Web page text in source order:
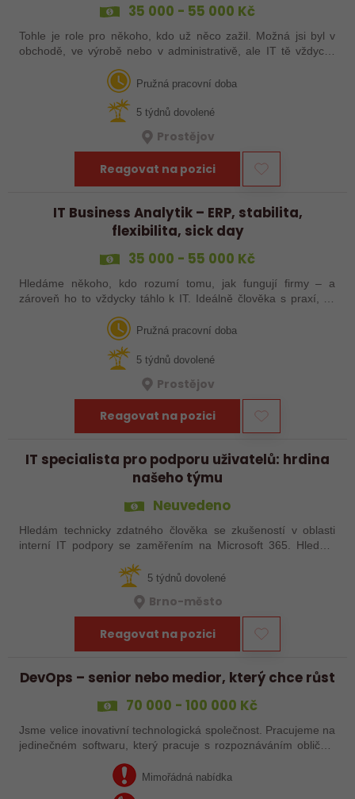
35 000 - 55 000 Kč
Tohle je role pro někoho, kdo už něco zažil. Možná jsi byl v
obchodě, ve výrobě nebo v administrativě, ale IT tě vždycky
nějak přitahovalo – třeba sis doma i něco programoval. Tady
máš možnost to…
Pružná pracovní doba
5 týdnů dovolené
Prostějov
Reagovat na pozici
IT Business Analytik – ERP, stabilita,
flexibilita, sick day
35 000 - 55 000 Kč
Hledáme někoho, kdo rozumí tomu, jak fungují firmy – a
zároveň ho to vždycky táhlo k IT. Ideálně člověka s praxí, co
procesy do funkčních…Pružná pracovní doba
5 týdnů dovolené
Prostějov
Reagovat na pozici
IT specialista pro podporu uživatelů: hrdina
našeho týmu
Neuvedeno
Hledám technicky zdatného člověka se zkušeností v oblasti
interní IT podpory se zaměřením na Microsoft 365. Hledám
podílet se na správě a…
5 týdnů dovolené
Brno-město
Reagovat na pozici
DevOps – senior nebo medior, který chce růst
70 000 - 100 000 Kč
Jsme velice inovativní technologická společnost. Pracujeme na
jedinečném softwaru, který pracuje s rozpoznáváním obličeje
Mimořádná nabídka